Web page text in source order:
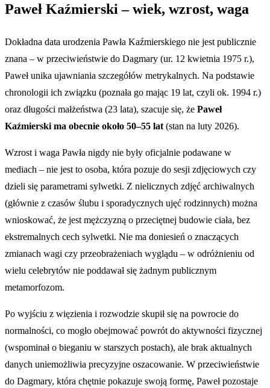
Paweł Kaźmierski – wiek, wzrost, waga
Dokładna data urodzenia Pawła Kaźmierskiego nie jest publicznie
znana – w przeciwieństwie do Dagmary (ur. 12 kwietnia 1975 r.),
Paweł unika ujawniania szczegółów metrykalnych. Na podstawie
chronologii ich związku (poznała go mając 19 lat, czyli ok. 1994 r.)
oraz długości małżeństwa (23 lata), szacuje się, że Paweł
Kaźmierski ma obecnie około 50–55 lat(stan na luty 2026).
Wzrost i waga Pawła nigdy nie były oficjalnie podawane w
mediach – nie jest to osoba, która pozuje do sesji zdjęciowych czy
dzieli się parametrami sylwetki. Z nielicznych zdjęć archiwalnych
(głównie z czasów ślubu i sporadycznych ujęć rodzinnych) można
wnioskować, że jest mężczyzną o przeciętnej budowie ciała, bez
ekstremalnych cech sylwetki. Nie ma doniesień o znaczących
zmianach wagi czy przeobrażeniach wyglądu – w odróżnieniu od
wielu celebrytów nie poddawał się żadnym publicznym
metamorfozom.
Po wyjściu z więzienia i rozwodzie skupił się na powrocie do
normalności, co mogło obejmować powrót do aktywności fizycznej
(wspominał o bieganiu w starszych postach), ale brak aktualnych
danych uniemożliwia precyzyjne oszacowanie. W przeciwieństwie
do Dagmary, która chętnie pokazuje swoją formę, Paweł pozostaje